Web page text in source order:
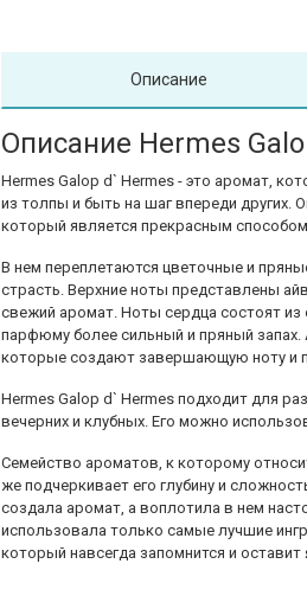
Описание
Описание Hermes
Hermes Galop d` Hermes - это аромат,
из толпы и быть на шаг впереди других.
который является прекрасным
В нем переплетаются цветочные и
страсть. Верхние ноты представлены
свежий аромат. Ноты сердца состоят
парфюму более сильный и пряный
которые создают завершающую ноту и
Hermes Galop d` Hermes подходит для
вечерних и клубных. Его можно
Семейство ароматов, к которому
же подчеркивает его глубину и
создала аромат, а воплотила в нем
использовала только самые лучшие
который навсегда запомнится и